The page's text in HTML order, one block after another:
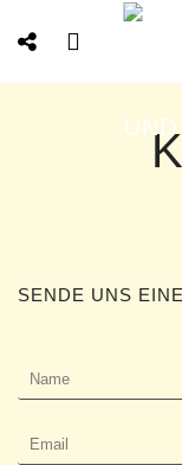
SENDE UNS